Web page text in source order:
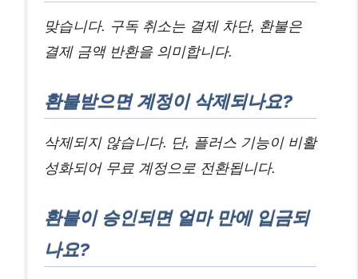
맞습니다. 구독 취소는 결제 차단, 환불은
결제 금액 반환을 의미합니다.
환불받으면 계정이 삭제되나요?
삭제되지 않습니다. 단, 플러스 기능이 비활
성화되어 무료 계정으로 전환됩니다.
환불이 승인되면 얼마 만에 입금되
나요?